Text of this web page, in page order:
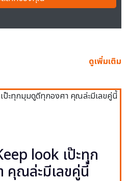
ดูเพิ่มเติม
look เป๊ะทุก
คุณล่ะมีเลขคู่นี้